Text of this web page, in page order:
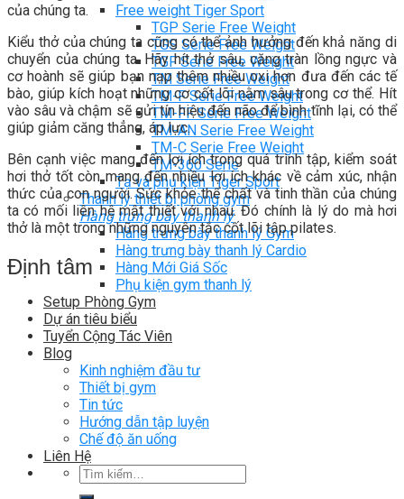
Free weight Tiger Sport
TGP Serie Free Weight
TGS Serie Free Weight
TGF Serie Free Weight
TM Serie Free Weight
TM-F Serie Free Weight
TM-FF Serie Free Weight
TM-AN Serie Free Weight
TM-C Serie Free Weight
TM-360 Serie
Tạ và phụ kiện Tiger Sport
Thanh lý thiết bị phòng gym
Hàng trưng bày thanh lý
Hàng trưng bày thanh lý Gym
Hàng trưng bày thanh lý Cardio
Hàng Mới Giá Sốc
Phụ kiện gym thanh lý
Setup Phòng Gym
Dự án tiêu biểu
Tuyển Cộng Tác Viên
Blog
Kinh nghiệm đầu tư
Thiết bị gym
Tin tức
Hướng dẫn tập luyện
Chế độ ăn uống
Liên Hệ
Tìm
kiếm:
của chúng ta.
Kiểu thở của chúng ta cũng có thể ảnh hưởng đến khả năng di
chuyển của chúng ta. Hãy hít thở sâu, căng tràn lồng ngực và
cơ hoành sẽ giúp bạn nạp thêm nhiều oxi hơn đưa đến các tế
bào, giúp kích hoạt những cơ cốt lõi nằm sâu trong cơ thể. Hít
vào sâu và chậm sẽ gửi tín hiệu đến não để bình tĩnh lại, có thể
giúp giảm căng thẳng, áp lực.
Bên cạnh việc mang đến lợi ích trong quá trình tập, kiểm soát
hơi thở tốt còn mang đến nhiều lợi ích khác về cảm xúc, nhận
thức của con người.Sức khỏe thể chất và tinh thần của chúng
ta có mối liên hệ mật thiết với nhau. Đó chính là lý do mà hơi
thở là một trong những nguyên tắc cốt lõi tập pilates.
Định tâm